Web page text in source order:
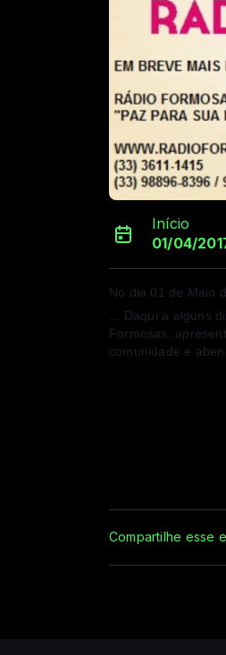
Início
01/04/
No dia 01 de Maio
... Daqui a alguns
Formosas,
comunidade e
Compartilhe esse